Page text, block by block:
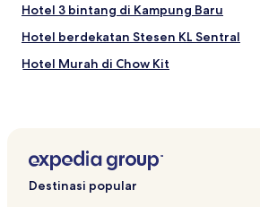
Hotel 3 bintang di Kampung Baru
Hotel berdekatan Stesen KL Sentral
Hotel Murah di Chow Kit
Hotel dengan Dapur di Kampung Baru
Hotel Keluarga di Chow Kit
Destinasi popular